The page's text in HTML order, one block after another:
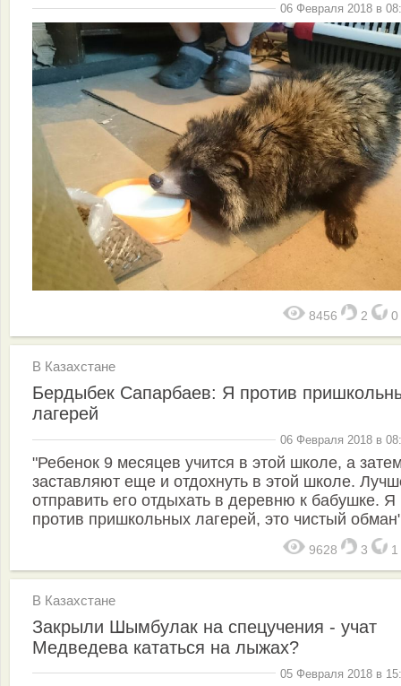
06 Февраля 2018 в
8456 2 0
В Казахстане
Бердыбек Сапарбаев: Я против
лагерей
06 Февраля 2018 в
"Ребенок 9 месяцев учится в этой школе, а
заставляют еще и отдохнуть в этой школе.
отправить его отдыхать в деревню к бабушке. Я
против пришкольных лагерей, это чистый
9628 3 1
В Казахстане
Закрыли Шымбулак на спецучения - учат
Медведева кататься на лыжах?
05 Февраля 2018 в